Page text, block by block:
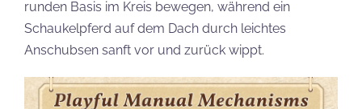
runden Basis im Kreis bewegen, während ein
Schaukelpferd auf dem Dach durch leichtes
Anschubsen sanft vor und zurück wippt.